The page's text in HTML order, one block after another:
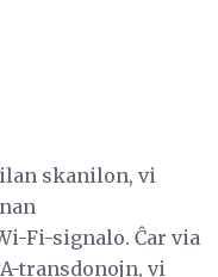
skanilon, vi
Fi-signalo. Ĉar via
transdonojn, vi